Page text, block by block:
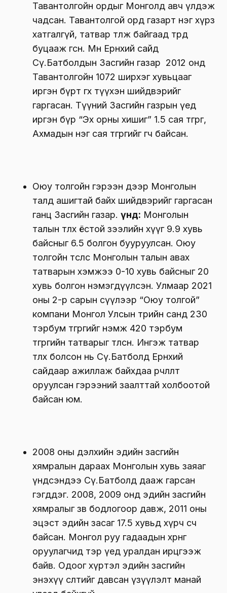
Тавантолгойн ордыг Монголд авч үлдэж
чадсан. Тавантолгой орд газарт нэг хүрз
хатгалгүй, татвар төлж байгаад төрд
буцааж өгсөн. Мөн Ерөнхий сайд
Сү.Батболдын Засгийн газар 2012 онд
Тавантолгойн 1072 ширхэг хувьцааг
иргэн бүрт өгөх түүхэн шийдвэрийг
гаргасан. Түүний Засгийн газрын үед
иргэн бүр “Эх орны хишиг” 1.5 сая төгрөг,
Ахмадын нэг сая төгрөгийг өгч байсан.
Оюу толгойн гэрээн дээр Монголын
талд ашигтай байх шийдвэрийг гаргасан
ганц Засгийн газар. Үүнд: Монголын
талын төлөх ёстой зээлийн хүүг 9.9 хувь
байсныг 6.5 болгон бууруулсан. Оюу
толгойн төслөөс Монголын талын авах
татварын хэмжээ 0-10 хувь байсныг 20
хувь болгон нэмэгдүүлсэн. Улмаар 2021
оны 2-р сарын сүүлээр “Оюу толгой”
компани Монгол Улсын төрийн санд 230
тэрбум төгрөгийг нэмж 420 тэрбум
төгрөгийн татварыг төлсөн. Ингэж татвар
төлөх болсон нь Сү.Батболд Ерөнхий
сайдаар ажиллаж байхдаа өөрчлөлт
оруулсан гэрээний заалттай холбоотой
байсан юм.
2008 оны дэлхийн эдийн засгийн
хямралын дараах Монголын хувь заяаг
үндсэндээ Сү.Батболд дааж гарсан
гэгддэг. 2008, 2009 онд эдийн засгийн
хямралыг зөв бодлогоор давж, 2011 оны
эцэст эдийн засаг 17.5 хувьд хүрч өсч
байсан. Монгол руу гадаадын хөрөнгө
оруулагчид тэр үед уралдан ирцгээж
байв. Одоог хүртэл эдийн засгийн
энэхүү өсөлтийг давсан үзүүлэлт манай